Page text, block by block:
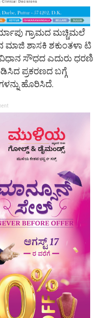
ಗ್ರಾಮದ ಮಚ್ಚಿಮಲೆ
ಮಾಜಿ ಶಾಸಕಿ ಶಕುಂತಳಾ ಟಿ
ಸೌಧದ ಎದುರು ಧರಣಿ
ಪ್ರಕರಣದ ಬಗ್ಗೆ
ಹೊರಿಸಿದೆ.